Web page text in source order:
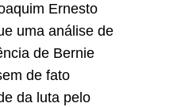
Ernesto
uma análise de
de Bernie
de fato
da luta pelo